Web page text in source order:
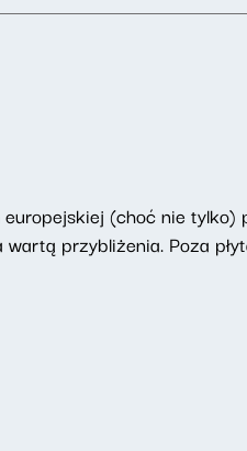
(choć nie tylko)
przybliżenia. Poza